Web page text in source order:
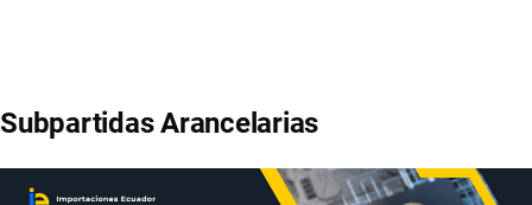
Subpartidas Arancelarias